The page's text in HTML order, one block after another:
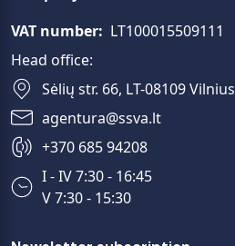
VAT number: LT100015509111
Head office:
Sėlių str. 66, LT-08109 Vilnius
agentura@ssva.lt
+370 685 94208
I - IV 7:30 - 16:45
V 7:30 - 15:30